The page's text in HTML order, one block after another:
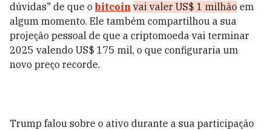
dúvidas" de que o bitcoin vai valer US$ 1 milhão em
algum momento. Ele também compartilhou a sua
projeção pessoal de que a criptomoeda vai terminar
2025 valendo US$ 175 mil, o que configuraria um
novo preço recorde.
Trump falou sobre o ativo durante a sua participação